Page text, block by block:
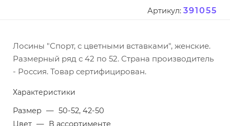
Артикул: 391055
Лосины "Спорт, с цветными вставками", женские.
Размерный ряд с 42 по 52. Страна производитель
- Россия. Товар сертифицирован.
Характеристики
Размер — 50-52, 42-50
Цвет — В ассортименте